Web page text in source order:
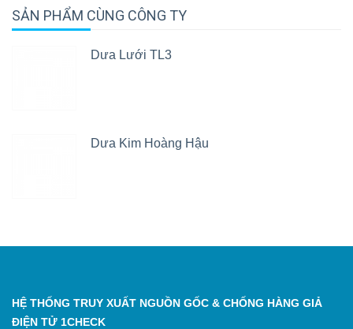
SẢN PHẨM CÙNG CÔNG TY
Dưa Lưới TL3
Dưa Kim Hoàng Hậu
HỆ THỐNG TRUY XUẤT NGUỒN GỐC & CHỐNG HÀNG GIẢ
ĐIỆN TỬ 1CHECK